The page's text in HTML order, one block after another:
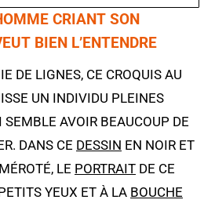
CRIANT SON
BIEN L’ENTENDRE
DE LIGNES, CE CROQUIS AU
UN INDIVIDU PLEINES
SEMBLE AVOIR BEAUCOUP DE
DANS CE DESSIN EN NOIR ET
LE PORTRAIT DE CE
YEUX ET À LA BOUCHE